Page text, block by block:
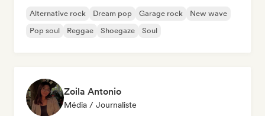
Alternative rock Dream pop Garage rock
New wave
Pop soul
Reggae Shoegaze Soul
Zoila Antonio
Média / Journaliste